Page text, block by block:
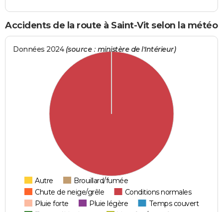
Accidents de la route à Saint-Vit selon la météo
Données 2024 (source : ministère de l'Intérieur)
Autre
Brouillard/fumée
Chute de neige/grêle
Conditions normales
Pluie forte
Pluie légère
Temps couvert